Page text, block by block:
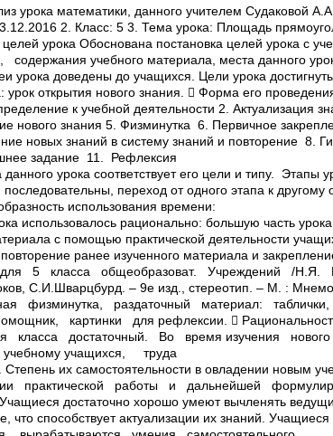
и повторение 8. Гимнастика для глаз 9. Самостоятельная работа 10. Домашнее задание 11. Рефлексия Структура данного урока соответствует его цели и типу. Этапы урока взаимосвязаны и логически последовательны, переход от одного этапа к другому осуществляется с помощью проблемных связок.  Целесообразность использования времени: Время урока использовалось рационально: большую часть урока составило изучение нового материала с помощью практической деятельности учащихся; было отведено время на повторение ранее изученного материала и закрепление материала текущего урока. Оборудование: учебник для 5 класса общеобразоват. Учреждений /Н.Я. Виленкин, В.И.Жохов, А.С.Чесноков, С.И.Шварцбурд. – 9­е изд., стереотип. – М. : Мнемозина, 2001. – 384 с.: ил., презентация, электронная физминутка, раздаточный материал: таблички, карточки с индивидуальными заданиями, карточка­помощник, картинки для рефлексии.  Рациональность учителя: Уровень познавательной активности учащихся класса достаточный. Во время изучения нового материала ученики проявляли интерес к уроку и учебному учащихся, труда предмету. Степень их самостоятельности в овладении новым учебным материалом проявлялась при проведении практической работы и дальнейшей формулировке выводов. Учащиеся достаточно хорошо умеют вычленять ведущие идеи в учебном материале, что способствует актуализации их знаний. Учащиеся в основном владеют рациональными приемами обучения, вырабатываются умения самостоятельного овладения знаниями. В ходе урока развивалась речь, вычислительные, графические и специальные умения и навыки. Шла работа по развитию навыков коллективной работы (воспитание коммуникативных свойств личности учащихся на основе совершенствования навыков групповой работы – воспитательная задача урока). Большое место на уроке было отведено формированию практических умений определения площади прямоугольника, что было заявлено в образовательной задаче урока. Ученики вели себя организованно и дисциплинированно 7. Анализ содержания  Соответствие ФГОС: Урок проходил в режиме системно – деятельностного подхода, что соответствует требованиям, предъявляемым к современному уроку по ФГОС  Научность урока: Учебный материал урока носит научную направленность, практические действия учащихся подтверждались теоретическими знаниями. У учащихся формировались представления об общих методах и закономерностях научного познания.  Полнота, доступность изложения материала: Данный урок является первым в изучении темы «Площадь»; на последующих уроках знания учеников будут расширены и дополнены. Учебный материал излагался логично, последовательно с опорой на имеющиеся знания учеников, ихпрактическую деятельность и связь теоретической науки с жизнью. Уровень изложения материала соответствовал уровню понимания содержания учениками.  Технологии здоровьесбережения Гигиенические условия в кабинете (чистота, температура и свежесть воздуха, рациональность освещения класса и доски) соблюдены. Соблюдались требования к физическому и гигиеническому воспитанию учащихся (физ. минутка, гимнастика для глаз, беседа о зимних видах спорта, коррекция посадки учащихся).  Основная идея урока: На протяжении всего урока выделялись ведущие идеи по теме и определялись новые понятия с учетом уровня знаний учащихся.  Воспитательный потенциал урока. Урок имеет идейно – нравственную мировоззренческую направленность. В течение урока у учащихся формировались трудовые и учебные навыки. Использовались метапредметные связи с уроками литературы, русского языка, что безусловно благотворно влияет на умственное воспитание и развитие учащихся. Эстетическое воздействие на учеников осуществлялось через речь и внешний вид учителя, использование стихотворных отрывков из русской поэзии. 8. Анализ работы учащихся  Формы организации самостоятельной работы учащихся: На всех этапах урока была организована самостоятельная деятельность учащихся при тьюторской поддержке учителя: ­ этап актуализации опорных знаний – ученики самостоятельно в группах вспомнили изученные формулы; ­ этап постановки